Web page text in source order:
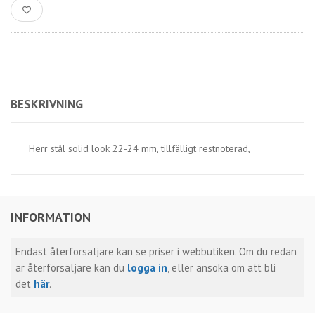
INFORMATION
Endast återförsäljare kan se priser i webbutiken. Om du redan
är återförsäljare kan du logga in, eller ansöka om att bli
det här.
BESKRIVNING
Herr stål solid look 22-24 mm, tillfälligt restnoterad,